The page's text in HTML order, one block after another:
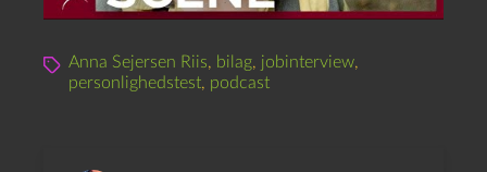
Anna Sejersen Riis, bilag, jobinterview,
personlighedstest, podcast